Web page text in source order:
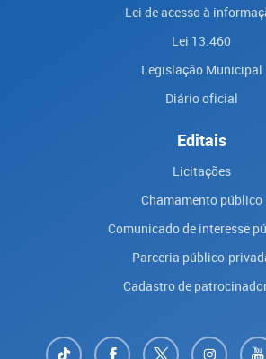
Lei de acesso à
Lei 13.460
Legislação Municipal
Diário oficial
Editais
Licitações
Chamamento público
Comunicado de interesse
Parceria público-
Cadastro de